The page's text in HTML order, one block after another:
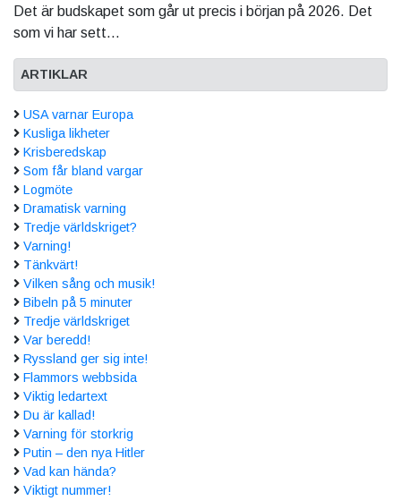
Det är budskapet som går ut precis i början på 2026. Det
som vi har sett...
ARTIKLAR
USA varnar Europa
Kusliga likheter
Krisberedskap
Som får bland vargar
Logmöte
Dramatisk varning
Tredje världskriget?
Varning!
Tänkvärt!
Vilken sång och musik!
Bibeln på 5 minuter
Tredje världskriget
Var beredd!
Ryssland ger sig inte!
Flammors webbsida
Viktig ledartext
Du är kallad!
Varning för storkrig
Putin – den nya Hitler
Vad kan hända?
Viktigt nummer!